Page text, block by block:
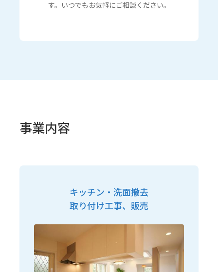
す。いつでもお気軽にご相談ください。
事業内容
キッチン・洗面撤去
取り付け工事、販売